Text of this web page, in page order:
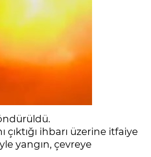
ihbarı üzerine itfaiye
yangın, çevreye